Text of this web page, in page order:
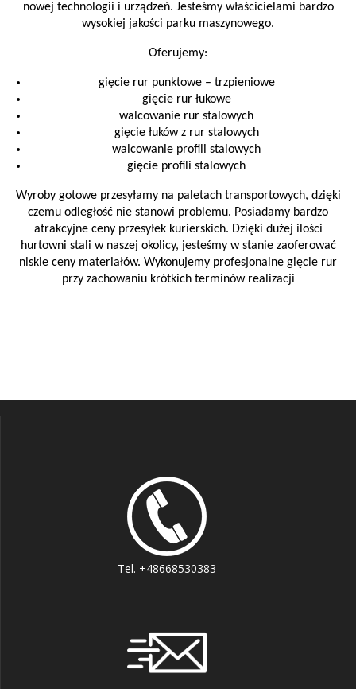
nowej technologii i urządzeń. Jesteśmy właścicielami bardzo
wysokiej jakości parku maszynowego.
Oferujemy:
gięcie rur punktowe – trzpieniowe
gięcie rur łukowe
walcowanie rur stalowych
gięcie łuków z rur stalowych
walcowanie profili stalowych
gięcie profili stalowych
Wyroby gotowe przesyłamy na paletach transportowych, dzięki
czemu odległość nie stanowi problemu. Posiadamy bardzo
atrakcyjne ceny przesyłek kurierskich. Dzięki dużej ilości
hurtowni stali w naszej okolicy, jesteśmy w stanie zaoferować
niskie ceny materiałów. Wykonujemy profesjonalne gięcie rur
przy zachowaniu krótkich terminów realizacji
Tel. +48668530383